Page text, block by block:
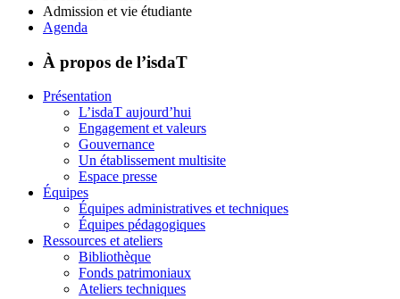
Admission et vie étudiante
Agenda
À propos de l’isdaT
Présentation
L’isdaT aujourd’hui
Engagement et valeurs
Gouvernance
Un établissement multisite
Espace presse
Équipes
Équipes administratives et techniques
Équipes pédagogiques
Ressources et ateliers
Bibliothèque
Fonds patrimoniaux
Ateliers techniques